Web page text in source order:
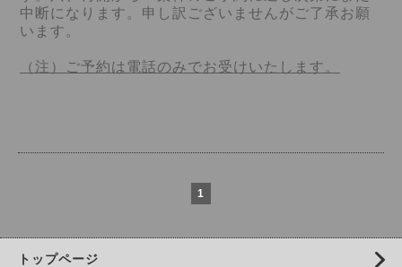
中断になります。申し訳ございませんがご了承お願
います。
（注）ご予約は電話のみでお受けいたします。
1
トップページ